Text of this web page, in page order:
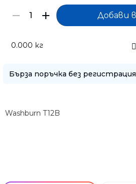
0.000 кг
Бърза поръчка без регистрация
Washburn T12B